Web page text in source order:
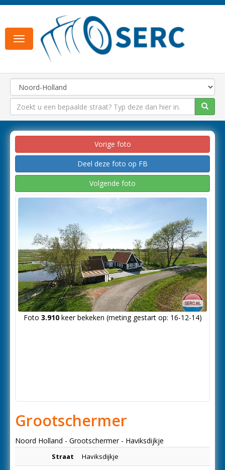
Toggle
navigation
Vorige foto
Deel deze foto op FB
Volgende foto
Foto 3.910keer bekeken (meting gestart op: 16-12-14)
Grootschermer
Noord Holland - Grootschermer - Haviksdijkje
Straat Haviksdijkje